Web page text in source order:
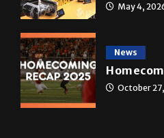
May 4,
News
October